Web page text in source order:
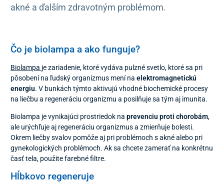
akné a ďalším zdravotným problémom.
Čo je biolampa a ako funguje?
Biolampa je zariadenie, ktoré vydáva pulzné svetlo, ktoré sa pri
pôsobení na ľudský organizmus mení na elektromagnetickú
energiu. V bunkách týmto aktivujú vhodné biochemické procesy
na liečbu a regeneráciu organizmu a posilňuje sa tým aj imunita.
Biolampa je vynikajúci prostriedok na prevenciu proti chorobám,
ale urýchľuje aj regeneráciu organizmus a zmierňuje bolesti.
Okrem liečby svalov pomôže aj pri problémoch s akné alebo pri
gynekologických problémoch. Ak sa chcete zamerať na konkrétnu
časť tela, použite farebné filtre.
Hĺbkovo regeneruje